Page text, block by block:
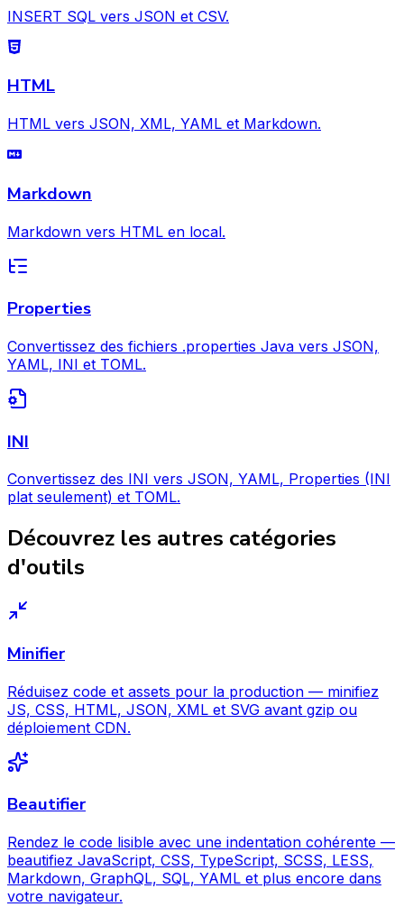
INSERT SQL vers JSON et CSV.
HTML
HTML vers JSON, XML, YAML et Markdown.
Markdown
Markdown vers HTML en local.
Properties
Convertissez des fichiers .properties Java vers JSON,
YAML, INI et TOML.
INI
Convertissez des INI vers JSON, YAML, Properties (INI
plat seulement) et TOML.
Découvrez les autres catégories
d'outils
Minifier
Réduisez code et assets pour la production — minifiez
JS, CSS, HTML, JSON, XML et SVG avant gzip ou
déploiement CDN.
Beautifier
Rendez le code lisible avec une indentation cohérente —
beautifiez JavaScript, CSS, TypeScript, SCSS, LESS,
Markdown, GraphQL, SQL, YAML et plus encore dans
votre navigateur.